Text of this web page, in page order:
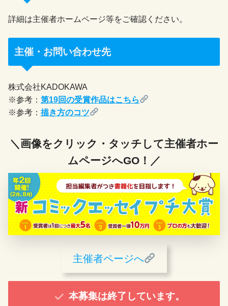
詳細は主催者ホームページ等をご確認ください。
主催・お問い合わせ先
株式会社KADOKAWA
※参考： 第19回の受賞作品はこちら
※参考： 描き方のコツ
＼画像をクリック・タッチして主催者ホー
ムページへGO！／
主催者ページへ
本募集は終了しています。